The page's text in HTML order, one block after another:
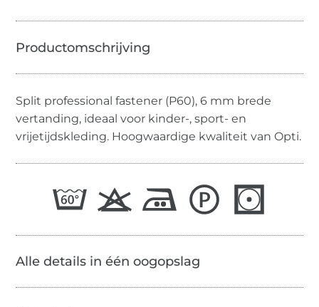
Split professional fastener (P60), 6 mm brede
vertanding, ideaal voor kinder-, sport- en
vrijetijdskleding. Hoogwaardige kwaliteit van Opti.
Alle details in één oogopslag